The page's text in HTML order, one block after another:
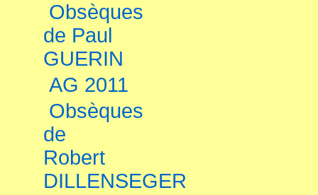
Obsèques
de Paul
GUERIN
AG 2011
Obsèques
de
Robert
DILLENSEGER